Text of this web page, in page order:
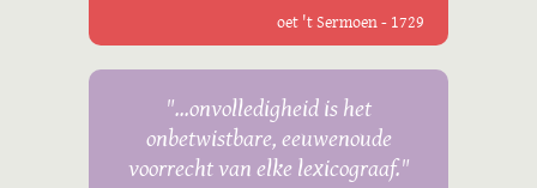
oet 't Sermoen - 1729
"...onvolledigheid is het
onbetwistbare, eeuwenoude
voorrecht van elke lexicograaf."